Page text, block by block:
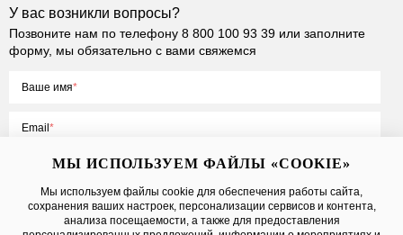
У вас возникли вопросы?
Позвоните нам по телефону 8 800 100 93 39 или заполните
форму, мы обязательно с вами свяжемся
Ваше имя
Email
Нажимая на кнопку «Отправить», вы принимаете условияПубличной
оферты, даетесогласие на обработку персональных данных
МЫ ИСПОЛЬЗУЕМ ФАЙЛЫ «COOKIE»
Мы используем файлы cookie для обеспечения работы сайта,
сохранения ваших настроек, персонализации сервисов и контента,
анализа посещаемости, а также для предоставления